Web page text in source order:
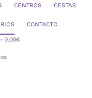
CENTROS CESTAS
CONTACTO
0.00€